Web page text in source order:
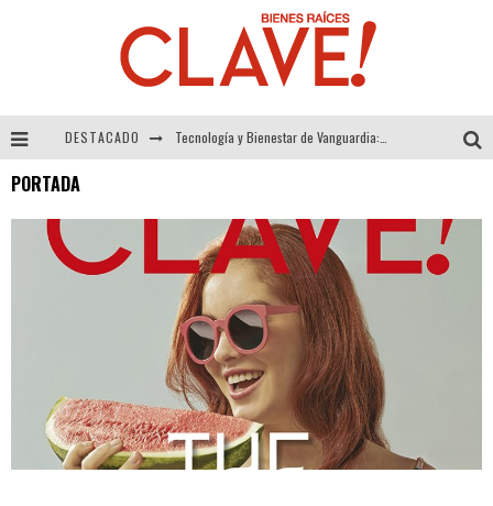
DESTACADO
Alexandra Bedoya – La Constancia detrás de La Paletería
El Despertar de la Calidez: Acabados Dorados de FV para Elevar tu Espacio
PORTADA